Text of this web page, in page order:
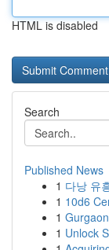
HTML is disabled
Search
Published News
1 다낭 유
1 10d6
1
1 Unlock